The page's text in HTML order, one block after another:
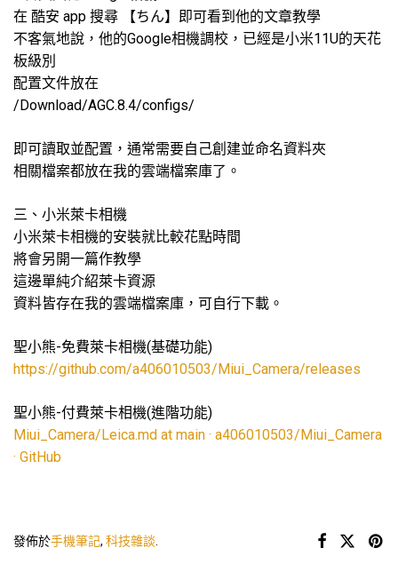
在 酷安 app 搜尋 【ちん】即可看到他的文章教學
不客氣地說，他的Google相機調校，已經是小米11U的天花
板級別
配置文件放在
/Download/AGC.8.4/configs/
即可讀取並配置，通常需要自己創建並命名資料夾
相關檔案都放在我的雲端檔案庫了。
三、小米萊卡相機
小米萊卡相機的安裝就比較花點時間
將會另開一篇作教學
這邊單純介紹萊卡資源
資料皆存在我的雲端檔案庫，可自行下載。
聖小熊-免費萊卡相機(基礎功能)
https://github.com/a406010503/Miui_Camera/releases
聖小熊-付費萊卡相機(進階功能)
Miui_Camera/Leica.md at main · a406010503/Miui_Camera
· GitHub
發佈於手機筆記, 科技雜談